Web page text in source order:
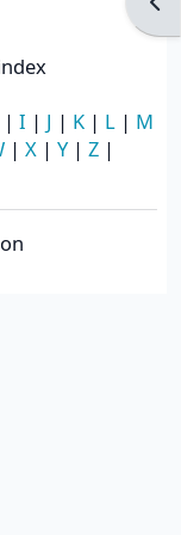
| I | J | K | L | M
| X | Y| Z |